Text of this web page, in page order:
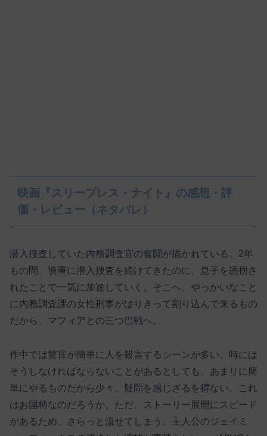
映画『スリープレス・ナイト』の感想・評
価・レビュー（ネタバレ）
潜入捜査していた内務調査官の奮闘が描かれている。2年
もの間、慎重に潜入捜査を続けてきたのに、息子を誘拐さ
れたことで一気に加速していく。そこへ、やっかいなこと
に内務調査課の女性刑事がはりきって割り込んで来るもの
だから、マフィアとの三つ巴戦へ。
作中では警官が簡単に人を殺害するシーンが多い。時には
そうしなければならないことがあるとしても、あまりに簡
単にやるものだから少々、疑問を感じざるを得ない。これ
はお国柄なのだろうか。ただ、ストーリー展開にスピード
があるため、さらっと流せてしまう。主人公のジェイミ